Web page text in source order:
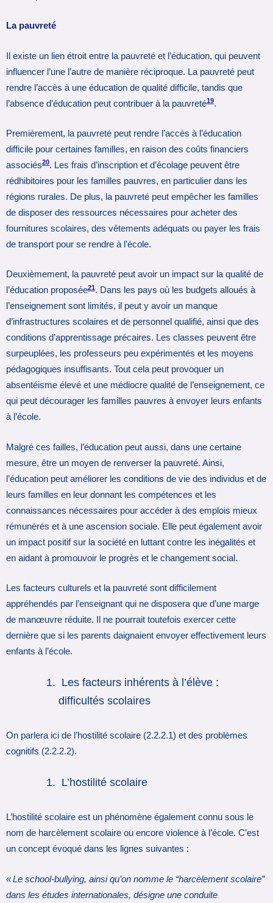
La pauvreté
Il existe un lien étroit entre la pauvreté et l’éducation, qui peuvent
influencer l’une l’autre de manière réciproque. La pauvreté peut
rendre l’accès à une éducation de qualité difficile, tandis que
l’absence d’éducation peut contribuer à la pauvreté19.
Premièrement, la pauvreté peut rendre l’accès à l’éducation
difficile pour certaines familles, en raison des coûts financiers
associés20. Les frais d’inscription et d’écolage peuvent être
rédhibitoires pour les familles pauvres, en particulier dans les
régions rurales. De plus, la pauvreté peut empêcher les familles
de disposer des ressources nécessaires pour acheter des
fournitures scolaires, des vêtements adéquats ou payer les frais
de transport pour se rendre à l’école.
Deuxièmement, la pauvreté peut avoir un impact sur la qualité de
l’éducation proposée21. Dans les pays où les budgets alloués à
l’enseignement sont limités, il peut y avoir un manque
d’infrastructures scolaires et de personnel qualifié, ainsi que des
conditions d’apprentissage précaires. Les classes peuvent être
surpeuplées, les professeurs peu expérimentés et les moyens
pédagogiques insuffisants. Tout cela peut provoquer un
absentéisme élevé et une médiocre qualité de l’enseignement, ce
qui peut décourager les familles pauvres à envoyer leurs enfants
à l’école.
Malgré ces failles, l’éducation peut aussi, dans une certaine
mesure, être un moyen de renverser la pauvreté. Ainsi,
l’éducation peut améliorer les conditions de vie des individus et de
leurs familles en leur donnant les compétences et les
connaissances nécessaires pour accéder à des emplois mieux
rémunérés et à une ascension sociale. Elle peut également avoir
un impact positif sur la société en luttant contre les inégalités et
en aidant à promouvoir le progrès et le changement social.
Les facteurs culturels et la pauvreté sont difficilement
appréhendés par l’enseignant qui ne disposera que d’une marge
de manœuvre réduite. Il ne pourrait toutefois exercer cette
dernière que si les parents daignaient envoyer effectivement leurs
enfants à l’école.
Les facteurs inhérents à l’élève :
difficultés scolaires
On parlera ici de l’hostilité scolaire (2.2.2.1) et des problèmes
cognitifs (2.2.2.2).
L’hostilité scolaire
L’hostilité scolaire est un phénomène également connu sous le
nom de harcèlement scolaire ou encore violence à l’école. C’est
un concept évoqué dans les lignes suivantes :
« Le school-bullying, ainsi qu’on nomme le “harcèlement scolaire”
dans les études internationales, désigne une conduite